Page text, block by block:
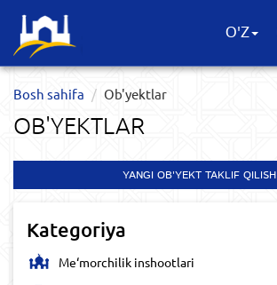
O'Z
Bosh sahifa Ob'yektlar​
OB'YEKTLAR​
YANGI OB'YEKT TAKLIF QILISH
Kategoriya
Me‘morchilik inshootlari